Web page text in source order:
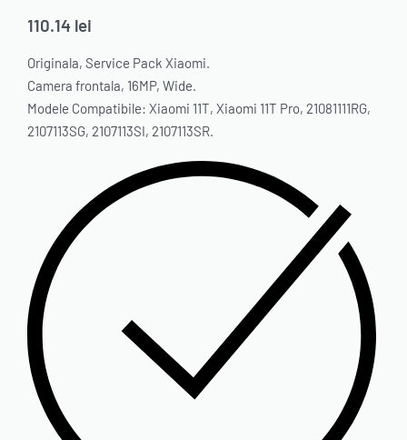
110.14 lei
Originala, Service Pack Xiaomi.
Camera frontala, 16MP, Wide.
Modele Compatibile: Xiaomi 11T, Xiaomi 11T Pro, 21081111RG,
2107113SG, 2107113SI, 2107113SR.